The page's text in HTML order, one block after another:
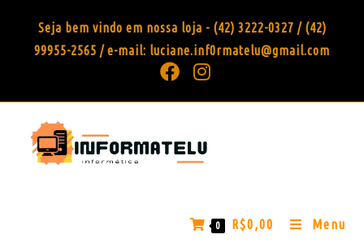
Seja bem vindo em nossa loja - (42) 3222-0327 / (42)
99955-2565 / e-mail: luciane.inf0rmatelu@gmail.com
0 R$0,00 Menu